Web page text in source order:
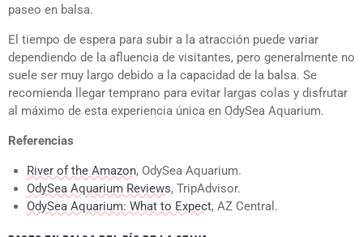
paseo en balsa.
El tiempo de espera para subir a la atracción puede variar
dependiendo de la afluencia de visitantes, pero generalmente no
suele ser muy largo debido a la capacidad de la balsa. Se
recomienda llegar temprano para evitar largas colas y disfrutar
al máximo de esta experiencia única en OdySea Aquarium.
Referencias
River of the Amazon, OdySea Aquarium.
OdySea Aquarium Reviews, TripAdvisor.
OdySea Aquarium: What to Expect, AZ Central.